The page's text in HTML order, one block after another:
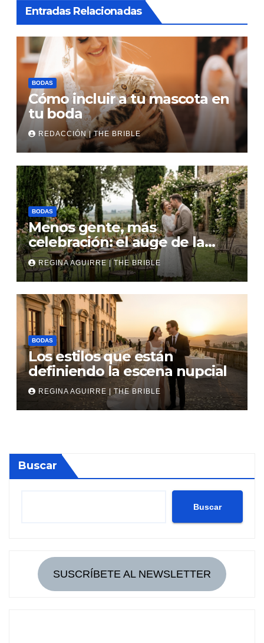
Entradas Relacionadas
BODAS
Cómo incluir a tu mascota en
tu boda
REDACCIÓN | THE BRIBLE
BODAS
Menos gente, más
celebración: el auge de la
micro boda
REGINA AGUIRRE | THE BRIBLE
BODAS
Los estilos que están
definiendo la escena nupcial
REGINA AGUIRRE | THE BRIBLE
Buscar
Buscar
SUSCRÍBETE AL NEWSLETTER